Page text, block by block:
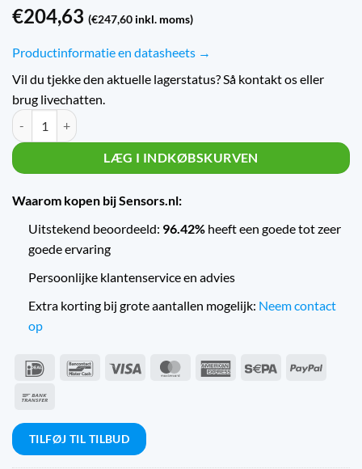
€204,63 (€247,60 inkl. moms)
Productinformatie en datasheets →
Vil du tjekke den aktuelle lagerstatus? Så kontakt os eller
brug livechatten.
Trafag Membraan drukschakelaars PST4M40F4 mængde
LÆG I INDKØBSKURVEN
Waarom kopen bij Sensors.nl:
Uitstekend beoordeeld: 96.42% heeft een goede tot zeer
goede ervaring
Persoonlijke klantenservice en advies
Extra korting bij grote aantallen mogelijk: Neem contact
op
IDeal BancontactVisum MasterCardAmerican Sepa
PayPal
TILFØJ TIL TILBUD